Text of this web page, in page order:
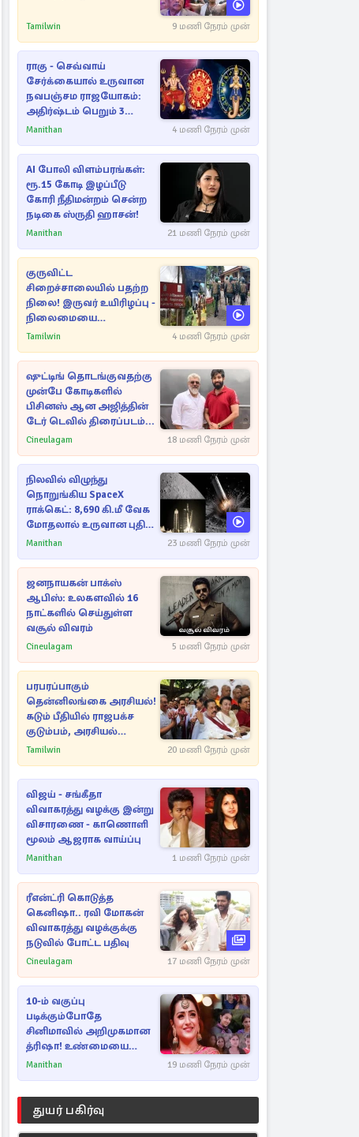
Tamilwin 9 மணி நேரம் முன்
ராகு - செவ்வாய்
சேர்க்கையால் உருவான
நவபஞ்சம ராஜயோகம்:
அதிர்ஷ்டம் பெறும் 3
ராசிகள்!
Manithan 4 மணி நேரம் முன்
AI போலி விளம்பரங்கள்:
ரூ.15 கோடி இழப்பீடு
கோரி நீதிமன்றம் சென்ற
நடிகை ஸ்ருதி ஹாசன்!
Manithan 21 மணி நேரம் முன்
குருவிட்ட
சிறைச்சாலையில் பதற்ற
நிலை! இருவர் உயிரிழப்பு -
நிலைமையை
கட்டுப்படுத்த பொலிஸார்
Tamilwin 4 மணி நேரம் முன்
ஷுட்டிங் தொடங்குவதற்கு
முன்பே கோடிகளில்
பிசினஸ் ஆன அஜித்தின்
டேர் டெவில் திரைப்படம்...
Cineulagam 18 மணி நேரம் முன்
நிலவில் விழுந்து
நொறுங்கிய SpaceX
ராக்கெட்: 8,690 கி.மீ வேக
மோதலால் உருவான புதிய
பள்ளம்!
Manithan 23 மணி நேரம் முன்
ஜனநாயகன் பாக்ஸ்
ஆபிஸ்: உலகளவில் 16
நாட்களில் செய்துள்ள
வசூல் விவரம்
Cineulagam 5 மணி நேரம் முன்
பரபரப்பாகும்
தென்னிலங்கை அரசியல்!
கடும் பீதியில் ராஜபக்ச
குடும்பம், அரசியல்
நட்புகள்
Tamilwin 20 மணி நேரம் முன்
விஜய் - சங்கீதா
விவாகரத்து வழக்கு இன்று
விசாரணை - காணொளி
மூலம் ஆஜராக வாய்ப்பு
Manithan 1 மணி நேரம் முன்
ரீஎன்ட்ரி கொடுத்த
கெனிஷா.. ரவி மோகன்
விவாகரத்து வழக்குக்கு
நடுவில் போட்ட பதிவு
Cineulagam 17 மணி நேரம் முன்
10-ம் வகுப்பு
படிக்கும்போதே
சினிமாவில் அறிமுகமான
த்ரிஷா! உண்மையை
பகிர்ந்த இயக்குநர் பிரவீன்
Manithan 19 மணி நேரம் முன்
துயர் பகிர்வு